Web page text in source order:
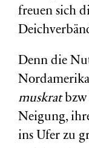
freuen sich
Denn die
muskratbzw
Neigung,
ins Ufer zu